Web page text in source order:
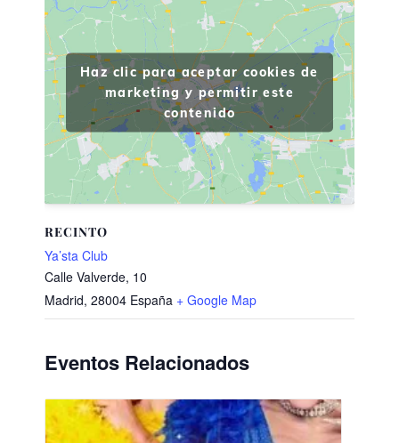
RECINTO
Ya’sta Club
Calle Valverde, 10
Madrid, 28004 España + Google Map
Haz clic para aceptar cookies de
marketing y permitir este
contenido
Eventos Relacionados